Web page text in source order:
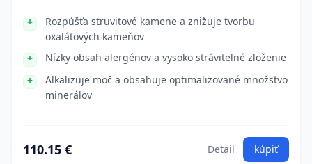
Rozpúšťa struvitové kamene a znižuje tvorbu
oxalátových kameňov
Nízky obsah alergénov a vysoko stráviteľné zloženie
Alkalizuje moč a obsahuje optimalizované množstvo
minerálov
110.15 € Detail kúpiť